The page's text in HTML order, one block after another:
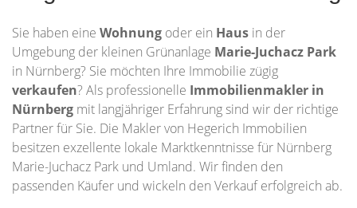
Sie haben eine Wohnung oder ein Haus in der
Umgebung der kleinen Grünanlage Marie-Juchacz Park
in Nürnberg? Sie möchten Ihre Immobilie zügig
verkaufen? Als professionelle Immobilienmakler in
Nürnberg mit langjähriger Erfahrung sind wir der richtige
Partner für Sie. Die Makler von Hegerich Immobilien
besitzen exzellente lokale Marktkenntnisse für Nürnberg
Marie-Juchacz Park und Umland. Wir finden den
passenden Käufer und wickeln den Verkauf erfolgreich ab.